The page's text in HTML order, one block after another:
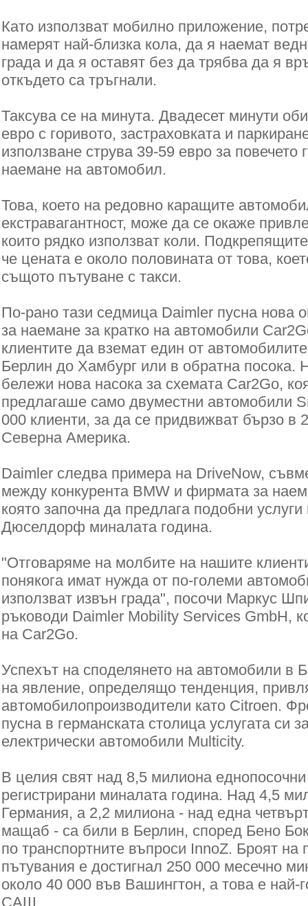
Като използват мобилно приложение,
намерят най-близка кола, да я наемат
града и да я оставят без да трябва да я
откъдето са тръгнали.
Таксува се на минута. Двадесет минути
евро с горивото, застраховката и
използване струва 39-59 евро за повечето
наемане на автомобил.
Това, което на редовно каращите
екстравагантност, може да се окаже
които рядко използват коли.
че цената е около половината от това,
същото пътуване с такси.
По-рано тази седмица Daimler пусна нова
за наемане за кратко на автомобили
клиентите да вземат един от
Берлин до Хамбург или в обратна посока.
бележи нова насока за схемата Car2Go,
предлагаше само двуместни автомобили
000 клиенти, за да се придвижват бързо в
Северна Америка.
Daimler следва примера на DriveNow,
между конкурента BMW и фирмата за
която започна да предлага подобни
Дюселдорф миналата година.
"Отговаряме на молбите на нашите
понякога имат нужда от по-големи
използват извън града", посочи Маркус
ръководи Daimler Mobility Services GmbH,
на Car2Go.
Успехът на споделянето на автомобили в
на явление, определящо тенденция,
автомобилопроизводители като Citroen.
пусна в германската столица услугата си
електрически автомобили Multicity.
В целия свят над 8,5 милиона
регистрирани миналата година. Над 4,5
Германия, а 2,2 милиона - над една
мащаб - са били в Берлин, според Бено
по транспортните въпроси InnoZ. Броят на
пътувания е достигнал 250 000 месечно
около 40 000 във Вашингтон, а това е най-
САЩ.